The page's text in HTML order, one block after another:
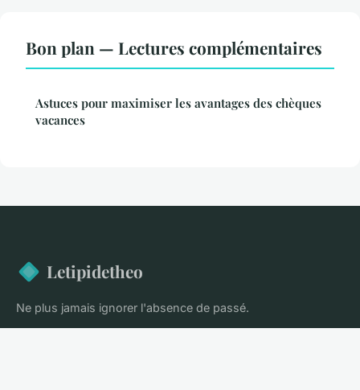
Bon plan — Lectures complémentaires
Astuces pour maximiser les avantages des chèques
vacances
Letipidetheo
Ne plus jamais ignorer l'absence de passé.